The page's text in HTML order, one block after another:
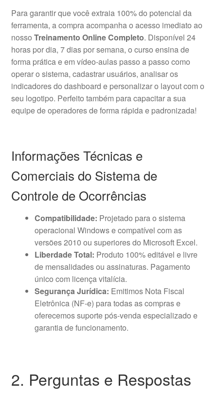
Para garantir que você extraia 100% do potencial da
ferramenta, a compra acompanha o acesso imediato ao
nosso Treinamento Online Completo. Disponível 24
horas por dia, 7 dias por semana, o curso ensina de
forma prática e em vídeo-aulas passo a passo como
operar o sistema, cadastrar usuários, analisar os
indicadores do dashboard e personalizar o layout com o
seu logotipo. Perfeito também para capacitar a sua
equipe de operadores de forma rápida e padronizada!
Informações Técnicas e
Comerciais do Sistema de
Controle de Ocorrências
Compatibilidade: Projetado para o sistema
operacional Windows e compatível com as
versões 2010 ou superiores do Microsoft Excel.
Liberdade Total: Produto 100% editável e livre
de mensalidades ou assinaturas. Pagamento
único com licença vitalícia.
Segurança Jurídica: Emitimos Nota Fiscal
Eletrônica (NF-e) para todas as compras e
oferecemos suporte pós-venda especializado e
garantia de funcionamento.
2. Perguntas e Respostas